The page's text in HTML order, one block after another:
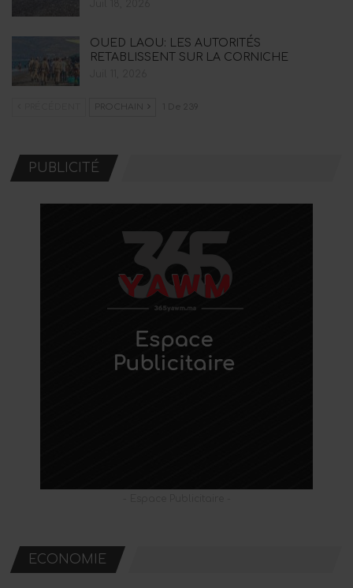
OUED LAOU: LES AUTORITÉS
RETABLISSENT SUR LA CORNICHE
PROCHAIN 1 De 239
PUBLICITÉ
ECONOMIE